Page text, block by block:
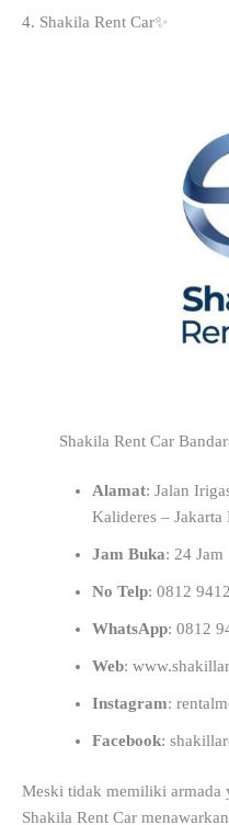
4. Shakila Rent Car✨
Shakila Rent Car
Alamat: Jalan
Kalideres – Jakarta
Jam Buka: 24 Jam
No Telp: 0812
WhatsApp: 0812
Web:
Instagram:
Facebook:
Meski tidak memiliki armada
Shakila Rent Car